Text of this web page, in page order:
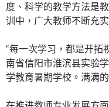
度、科学的教学方法是
训中，广大教师不断充
“每一次学习，都是开拓
南省信阳市淮滨县实验
学教育暑期学校。满满